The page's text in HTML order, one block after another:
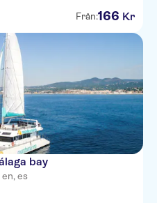
Från:166 Kr
bay
es